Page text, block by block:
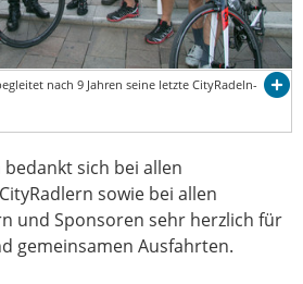
nach 9 Jahren seine letzte CityRadeln-
bedankt sich bei allen
sowie bei allen
und Sponsoren sehr herzlich für
gemeinsamen Ausfahrten.